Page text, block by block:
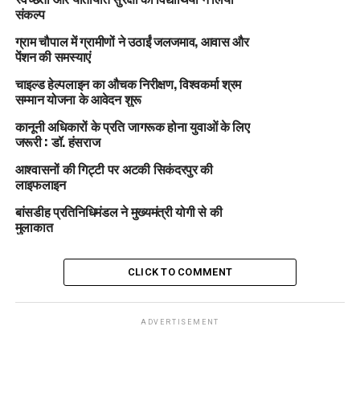
संकल्प
ग्राम चौपाल में ग्रामीणों ने उठाईं जलजमाव, आवास और
पेंशन की समस्याएं
चाइल्ड हेल्पलाइन का औचक निरीक्षण, विश्वकर्मा श्रम
सम्मान योजना के आवेदन शुरू
कानूनी अधिकारों के प्रति जागरूक होना युवाओं के लिए
जरूरी : डॉ. हंसराज
आश्वासनों की गिट्टी पर अटकी सिकंदरपुर की
लाइफलाइन
बांसडीह प्रतिनिधिमंडल ने मुख्यमंत्री योगी से की
मुलाकात
CLICK TO COMMENT
ADVERTISEMENT